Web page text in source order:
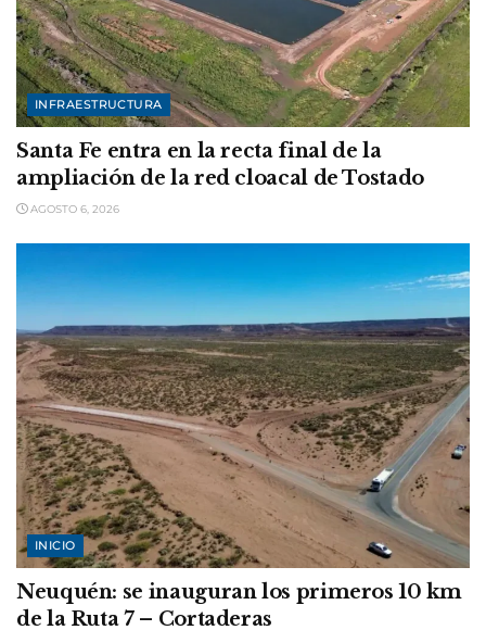
INFRAESTRUCTURA
Santa Fe entra en la recta final de la
ampliación de la red cloacal de Tostado
AGOSTO 6, 2026
INICIO
Neuquén: se inauguran los primeros 10 km
de la Ruta 7 – Cortaderas